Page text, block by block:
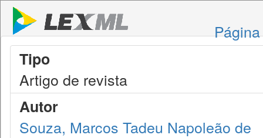
Tipo
Artigo de revista
Autor
Souza, Marcos Tadeu Napoleão de